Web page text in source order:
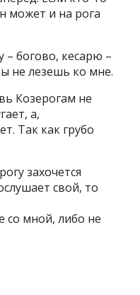
может и на рога
– богово, кесарю –
не лезешь ко мне.
Козерогам не
а,
Так как грубо
захочется
свой, то
со мной, либо не